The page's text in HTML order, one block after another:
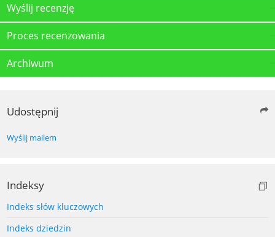
Wyślij recenzję
Proces recenzowania
Archiwum
Udostępnij
Wyślij mailem
Indeksy
Indeks słów kluczowych
Indeks dziedzin